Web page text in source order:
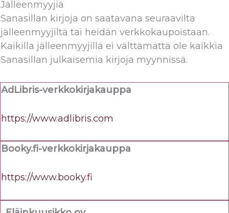
Jälleenmyyjiä
Sanasillan kirjoja on saatavana seuraavilta
jälleenmyyjiltä tai heidän verkkokaupoistaan.
Kaikilla jälleenmyyjillä ei välttämättä ole kaikkia
Sanasillan julkaisemia kirjoja myynnissä.
AdLibris-verkkokirjakauppa
https://www.adlibris.com
Booky.fi-verkkokirjakauppa
https://www.booky.fi